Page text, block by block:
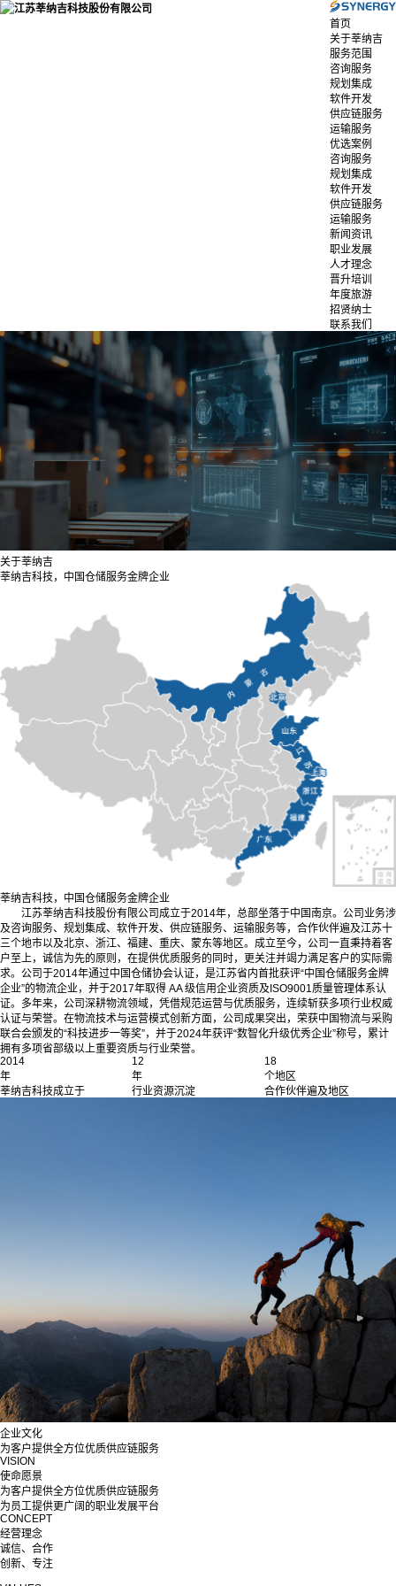
首页
关于莘纳吉
服务范围
咨询服务
规划集成
软件开发
供应链服务
运输服务
优选案例
咨询服务
规划集成
软件开发
供应链服务
运输服务
新闻资讯
职业发展
人才理念
晋升培训
年度旅游
招贤纳士
联系我们
关于莘纳吉
莘纳吉科技，中国仓储服务金牌企业
莘纳吉科技，中国仓储服务金牌企业
江苏莘纳吉科技股份有限公司成立于2014年，总部坐落于中国南京。公司业务涉
及咨询服务、规划集成、软件开发、供应链服务、运输服务等，合作伙伴遍及江苏十
三个地市以及北京、浙江、福建、重庆、蒙东等地区。成立至今，公司一直秉持着客
户至上，诚信为先的原则，在提供优质服务的同时，更关注并竭力满足客户的实际需
求。公司于2014年通过中国仓储协会认证，是江苏省内首批获评“中国仓储服务金牌
企业”的物流企业，并于2017年取得 AA 级信用企业资质及ISO9001质量管理体系认
证。多年来，公司深耕物流领域，凭借规范运营与优质服务，连续斩获多项行业权威
认证与荣誉。在物流技术与运营模式创新方面，公司成果突出，荣获中国物流与采购
联合会颁发的“科技进步一等奖”，并于2024年获评“数智化升级优秀企业”称号，累计
拥有多项省部级以上重要资质与行业荣誉。
2014
年
莘纳吉科技成立于
12
年
行业资源沉淀
18
个地区
合作伙伴遍及地区
企业文化
为客户提供全方位优质供应链服务
VISION
使命愿景
为客户提供全方位优质供应链服务
为员工提供更广阔的职业发展平台
CONCEPT
经营理念
诚信、合作
创新、专注